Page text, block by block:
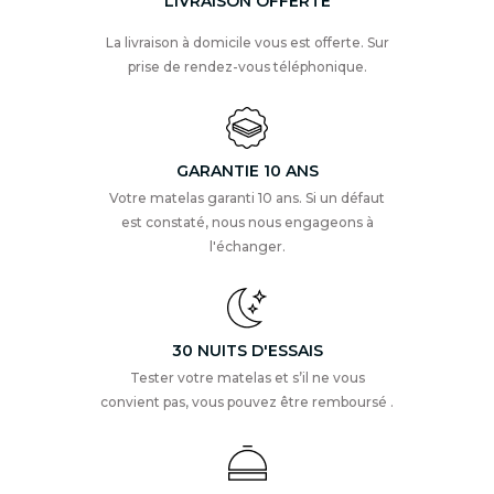
La livraison à domicile vous est offerte. Sur
prise de rendez-vous téléphonique.
GARANTIE 10 ANS
Votre matelas garanti 10 ans. Si un défaut
est constaté, nous nous engageons à
l'échanger.
30 NUITS D'ESSAIS
Tester votre matelas et s’il ne vous
convient pas, vous pouvez être remboursé .